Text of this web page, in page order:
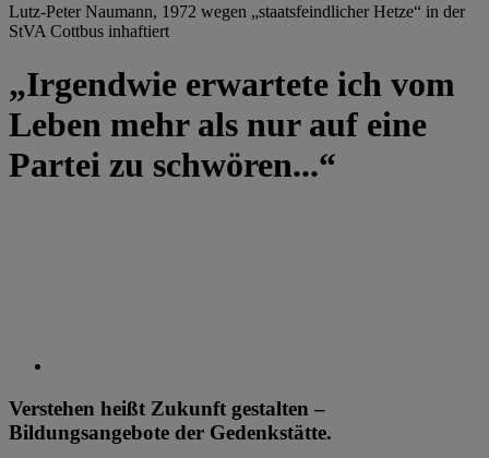
Lutz-Peter Naumann, 1972 wegen „staatsfeindlicher Hetze“ in der
StVA Cottbus inhaftiert
„Irgendwie erwartete ich vom
Leben mehr als nur auf eine
Partei zu schwören...“
Verstehen heißt Zukunft gestalten –
Bildungsangebote der Gedenkstätte.